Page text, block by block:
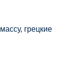
грецкие